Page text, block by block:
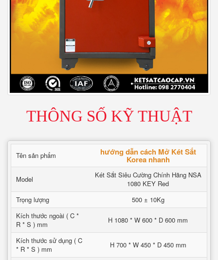
THÔNG SỐ KỸ THUẬT
Tên sản phẩm hướng dẫn cách Mở Két Sắt
Korea nhanh
Model
Két Sắt Siêu Cường Chính Hãng NSA
1080 KEY Red
Trọng lượng
500 ± 10Kg
Kích thước ngoài ( C *
R * S ) mm
H 1080 * W 600 * D 600 mm
Kích thước sử dụng ( C
* R * S ) mm
H 700 * W 450 * D 450 mm